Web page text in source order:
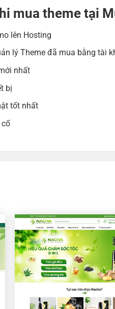
mua theme tại
lên Hosting
lý Theme đã mua bằng tài
nhất
bị
tốt nhất